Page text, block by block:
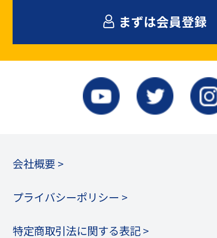
会社概要 >
プライバシーポリシー >
特定商取引法に関する表記 >
まずは会員登録